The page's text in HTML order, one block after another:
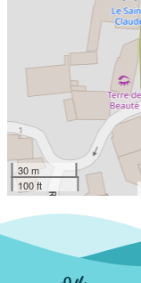
30 m
100 ft